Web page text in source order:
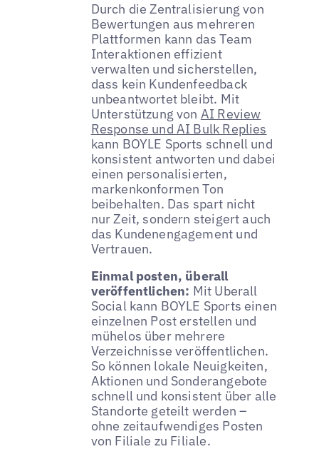
Durch die Zentralisierung von
Bewertungen aus mehreren
Plattformen kann das Team
Interaktionen effizient
verwalten und sicherstellen,
dass kein Kundenfeedback
unbeantwortet bleibt. Mit
Unterstützung von AI Review
Response und AI Bulk Replies
kann BOYLE Sports schnell und
konsistent antworten und dabei
einen personalisierten,
markenkonformen Ton
beibehalten. Das spart nicht
nur Zeit, sondern steigert auch
das Kundenengagement und
Vertrauen.
Einmal posten, überall
veröffentlichen: Mit Uberall
Social kann BOYLE Sports einen
einzelnen Post erstellen und
mühelos über mehrere
Verzeichnisse veröffentlichen.
So können lokale Neuigkeiten,
Aktionen und Sonderangebote
schnell und konsistent über alle
Standorte geteilt werden –
ohne zeitaufwendiges Posten
von Filiale zu Filiale.